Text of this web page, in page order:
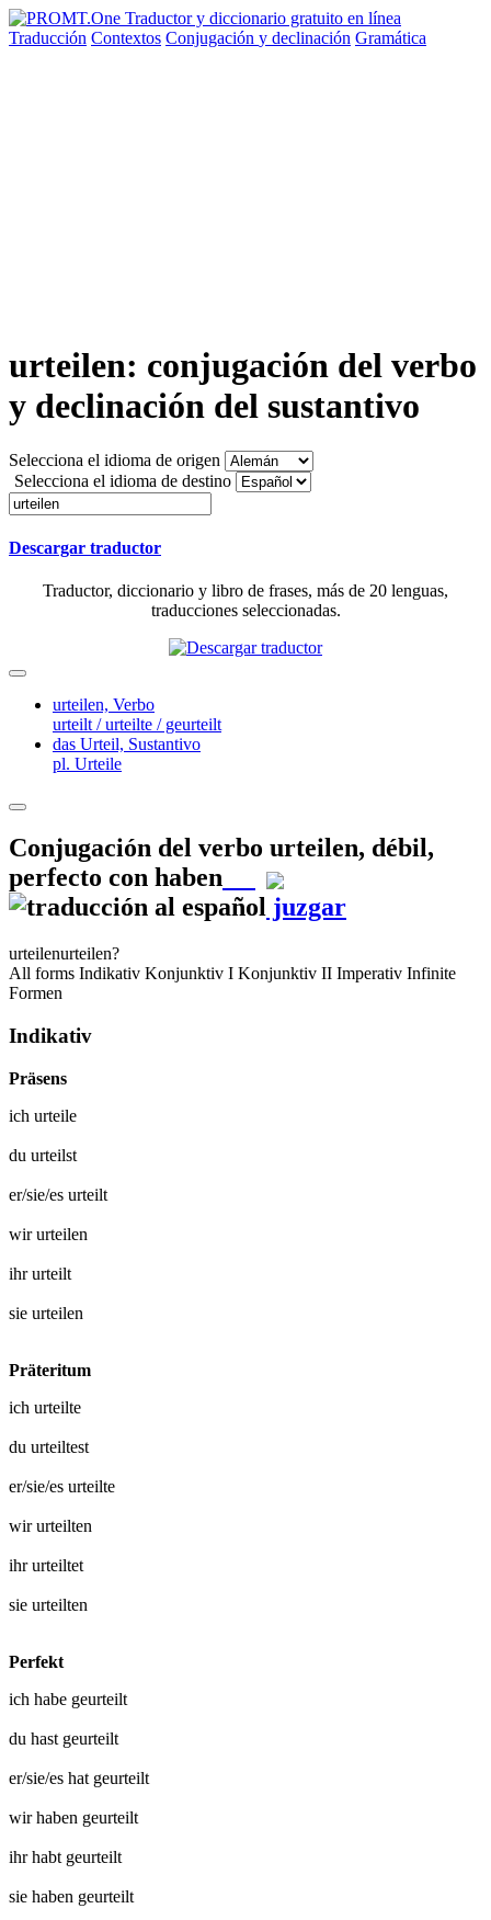
Traducción Contextos Conjugación y declinación Gramática
urteilen: conjugación del verbo
y declinación del sustantivo
Selecciona el idioma de origen
Selecciona el idioma de destino
Descargar traductor
Traductor, diccionario y libro de frases, más de 20 lenguas,
traducciones seleccionadas.
urteilen, Verbo
urteilt / urteilte / geurteilt
das Urteil, Sustantivo
pl. Urteile
Conjugación del verbo urteilen, débil,
perfecto con haben
juzgar
urteilenurteilen?
All forms Indikativ Konjunktiv I Konjunktiv II Imperativ Infinite
Formen
Indikativ
Präsens
ich urteile
du urteilst
er/sie/es urteilt
wirurteilen
ihrurteilt
sie urteilen
Präteritum
ich urteilte
du urteiltest
er/sie/es urteilte
wirurteilten
ihrurteiltet
sie urteilten
Perfekt
ich habe geurteilt
du hast geurteilt
er/sie/es hat geurteilt
wir haben geurteilt
ihr habt geurteilt
sie haben geurteilt